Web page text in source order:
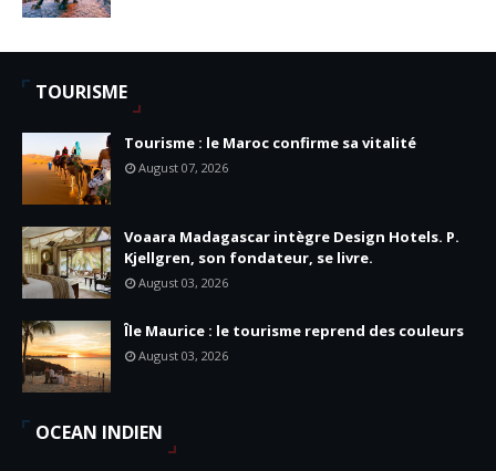
TOURISME
Tourisme : le Maroc confirme sa vitalité
August 07, 2026
Voaara Madagascar intègre Design Hotels. P.
Kjellgren, son fondateur, se livre.
August 03, 2026
Île Maurice : le tourisme reprend des couleurs
August 03, 2026
OCEAN INDIEN